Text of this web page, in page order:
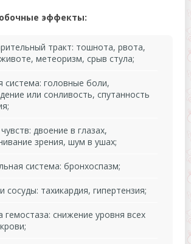
эффекты:
тракт: тошнота, рвота,
метеоризм, срыв стула;
система: головные боли,
или сонливость, спутанность
двоение в глазах,
зрения, шум в ушах;
система: бронхоспазм;
сосуды: тахикардия, гипертензия;
гемостаза: снижение уровня всех